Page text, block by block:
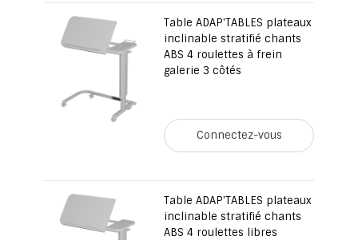
Table ADAP'TABLES plateaux
inclinable stratifié chants
ABS 4 roulettes à frein
galerie 3 côtés
Connectez-vous
Table ADAP'TABLES plateaux
inclinable stratifié chants
ABS 4 roulettes libres